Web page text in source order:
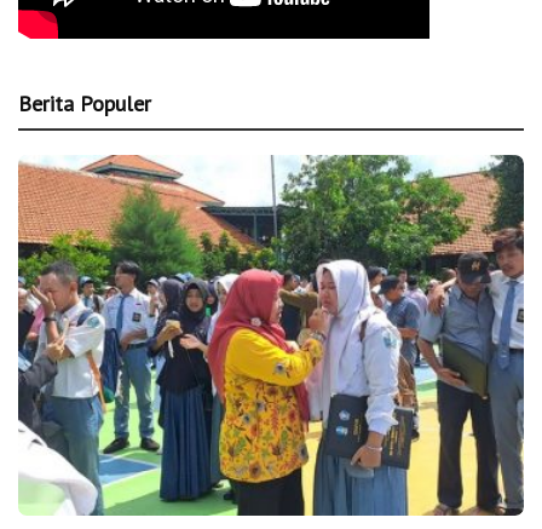
Berita Populer